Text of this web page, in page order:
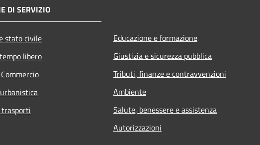
DI SERVIZIO
stato civile
libero
Educazione e formazione
Giustizia e sicurezza pubblica
Tributi, finanze e contravvenzioni
Ambiente
Salute, benessere e assistenza
Autorizzazioni